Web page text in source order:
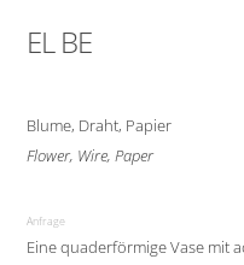
EL BE
Blume, Draht, Papier
Flower, Wire, Paper
Anfrage
Eine quaderförmige Vase mit